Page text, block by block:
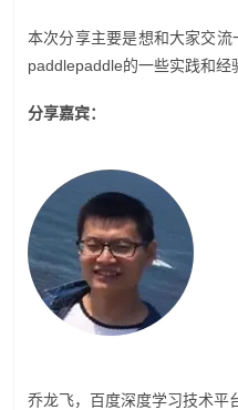
本次分享主要是想和大家交
paddlepaddle的一些实践和经
分享嘉宾：
乔龙飞，百度深度学习技术平